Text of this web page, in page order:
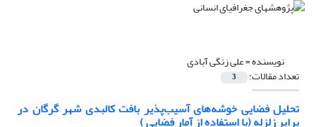
نویسنده =علی زنگی آبادی
تعداد مقالات: 3
تحلیل فضایی خوشه‌های آسیب‌پذیر بافت کالبدی شهر گرگان در
برابر زلزله (با استفاده از آمار فضایی )